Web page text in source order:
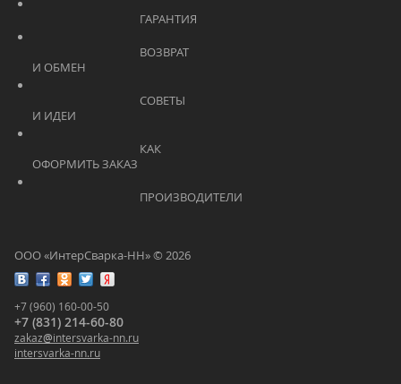
ООО «ИнтерСварка-НН» © 2026
+7 (960) 160-00-50
+7 (831) 214-60-80
zakaz@intersvarka-nn.ru
intersvarka-nn.ru